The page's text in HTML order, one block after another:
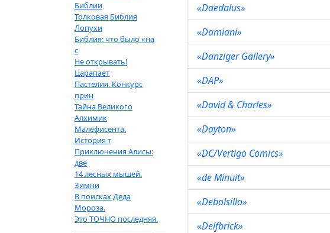
Библии
Толковая Библия
Лопухи
Библия: что было «на
с
Не открывать!
Царапает
Пастелия. Конкурс
прин
Тайна Великого
Алхимик
Малефисента.
История т
Приключения Алисы:
две
14 лесных мышей.
Зимни
В поисках Деда
Мороза.
Это ТОЧНО последняя.
«Daedalus»
«Damiani»
«Danziger Gallery»
«DAP»
«David & Charles»
«Dayton»
«DC/Vertigo Comics»
«de Minuit»
«Debolsillo»
«Delfbrick»